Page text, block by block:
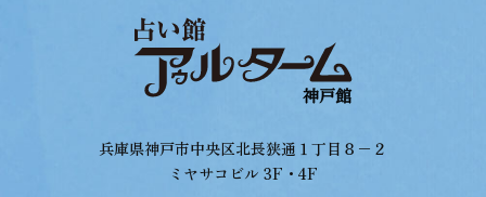
兵庫県神戸市中央区北長狭通１丁目８−２
ミヤサコビル 3F・4F